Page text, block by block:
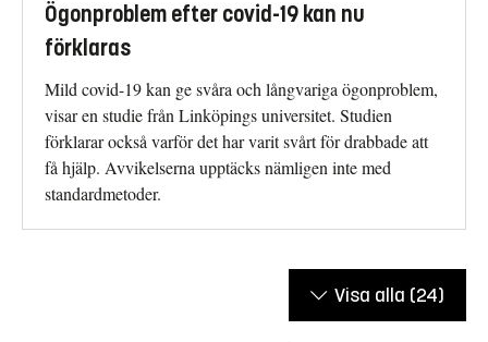
Ögonproblem efter covid-19 kan nu
förklaras
Mild covid-19 kan ge svåra och långvariga ögonproblem,
visar en studie från Linköpings universitet. Studien
förklarar också varför det har varit svårt för drabbade att
få hjälp. Avvikelserna upptäcks nämligen inte med
standardmetoder.
Visa alla (24)